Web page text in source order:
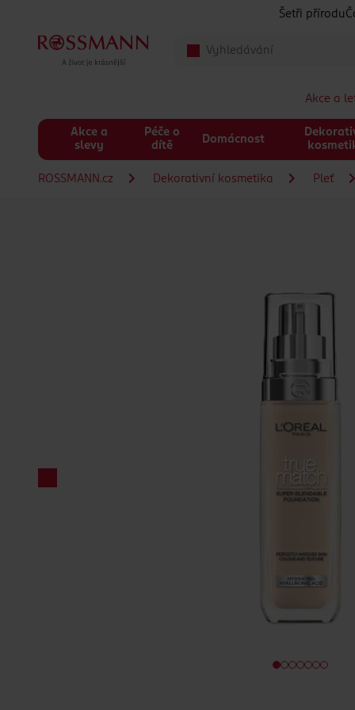
Šetři přírodu
Akce a
Akce a
slevy
Péče o
dítě
Domácnost
ROSSMANN.cz Dekorativní kosmetika Pleť